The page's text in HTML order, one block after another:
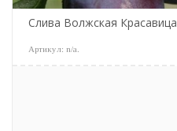
Слива Волжская Красавица
Артикул: n/a